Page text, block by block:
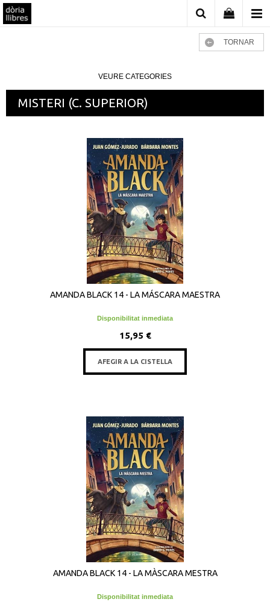
TORNAR
VEURE CATEGORIES
MISTERI (C. SUPERIOR)
AMANDA BLACK 14 - LA MÁSCARA MAESTRA
Disponibilitat inmediata
15,95 €
AFEGIR A LA CISTELLA
AMANDA BLACK 14 - LA MÀSCARA MESTRA
Disponibilitat inmediata